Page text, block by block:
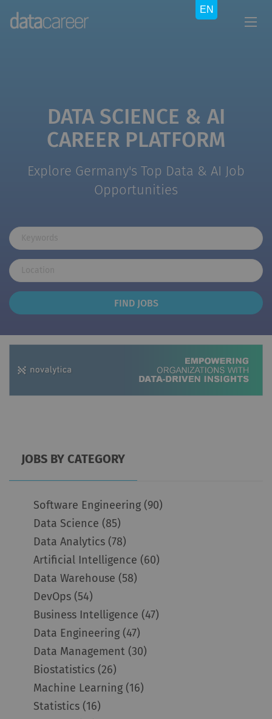
DATA SCIENCE & AI
CAREER PLATFORM
Explore Germany's Top Data & AI Job
Opportunities
Keywords
Location
Find
Jobs
FIND JOBS
JOBS BY CATEGORY
Software Engineering (90)
Data Science (85)
Data Analytics (78)
Artificial Intelligence (60)
Data Warehouse (58)
DevOps (54)
Business Intelligence (47)
Data Engineering (47)
Data Management (30)
Biostatistics (26)
Machine Learning (16)
Statistics (16)